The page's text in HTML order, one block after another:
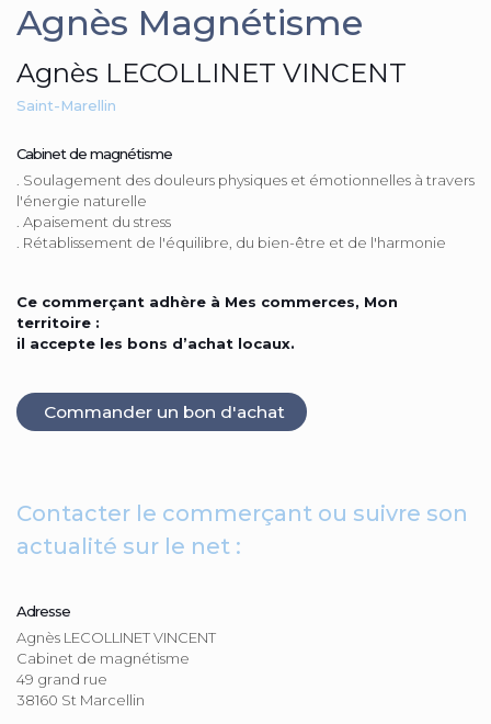
Agnès Magnétisme
Agnès LECOLLINET VINCENT
Saint-Marellin
Cabinet de magnétisme
. Soulagement des douleurs physiques et émotionnelles à travers
l'énergie naturelle
. Apaisement du stress
. Rétablissement de l'équilibre, du bien-être et de l'harmonie
Ce commerçant adhère à Mes commerces, Mon
territoire :
il accepte les bons d’achat locaux.
Commander un bon d'achat
Contacter le commerçant ou suivre son
actualité sur le net :
Adresse
Agnès LECOLLINET VINCENT
Cabinet de magnétisme
49 grand rue
38160 St Marcellin